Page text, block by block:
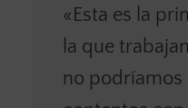
«Esta es la
la que
no podríamos